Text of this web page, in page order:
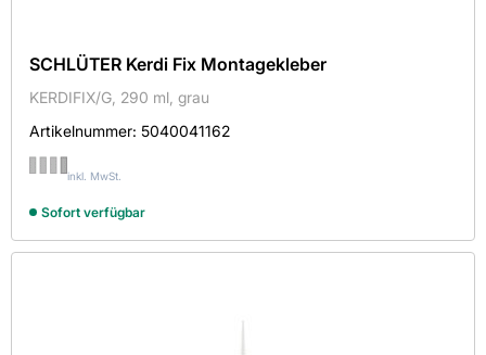
SCHLÜTER Kerdi Fix Montagekleber
KERDIFIX/G, 290 ml, grau
Artikelnummer: 5040041162
inkl. MwSt.
Sofort verfügbar